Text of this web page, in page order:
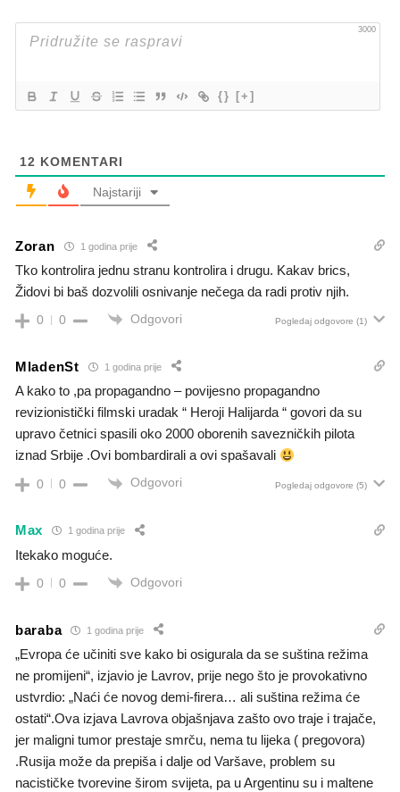
3000
{} [+]
12 KOMENTARI
Najstariji
Zoran 1 godina prije
Tko kontrolira jednu stranu kontrolira i drugu. Kakav brics,
Židovi bi baš dozvolili osnivanje nečega da radi protiv njih.
0 0 Odgovori Pogledaj odgovore (1)
MladenSt 1 godina prije
A kako to ,pa propagandno – povijesno propagandno
revizionistički filmski uradak “ Heroji Halijarda “ govori da su
upravo četnici spasili oko 2000 oborenih savezničkih pilota
iznad Srbije .Ovi bombardirali a ovi spašavali
0 0 Odgovori Pogledaj odgovore (5)
Max 1 godina prije
Itekako moguće.
0 0 Odgovori
baraba 1 godina prije
„Evropa će učiniti sve kako bi osigurala da se suština režima
ne promijeni“, izjavio je Lavrov, prije nego što je provokativno
ustvrdio: „Naći će novog demi-firera… ali suština režima će
ostati“.Ova izjava Lavrova objašnjava zašto ovo traje i trajače,
jer maligni tumor prestaje smrču, nema tu lijeka ( pregovora)
.Rusija može da prepiša i dalje od Varšave, problem su
nacističke tvorevine širom svijeta, pa u Argentinu su i maltene